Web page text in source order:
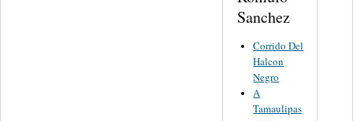
Sanchez
Corrido Del
Halcon
Negro
A
Tamaulipas